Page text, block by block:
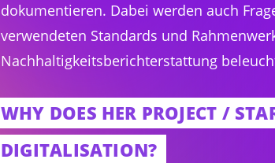
dokumentieren. Dabei werden auch
verwendeten Standards und
Nachhaltigkeitsberichterstattung
WHY DOES HER PROJECT /
DIGITALISATION?